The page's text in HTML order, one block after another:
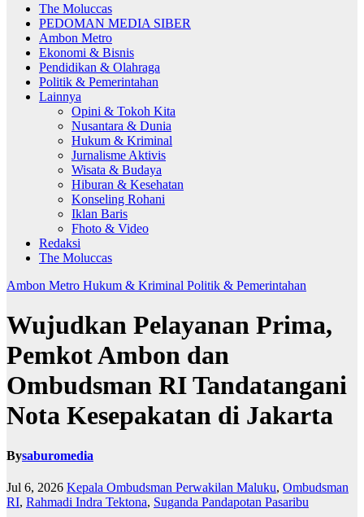
The Moluccas
PEDOMAN MEDIA SIBER
Ambon Metro
Ekonomi & Bisnis
Pendidikan & Olahraga
Politik & Pemerintahan
Lainnya
Opini & Tokoh Kita
Nusantara & Dunia
Hukum & Kriminal
Jurnalisme Aktivis
Wisata & Budaya
Hiburan & Kesehatan
Konseling Rohani
Iklan Baris
Fhoto & Video
Redaksi
The Moluccas
Ambon Metro Hukum & Kriminal Politik & Pemerintahan
Wujudkan Pelayanan Prima,
Pemkot Ambon dan
Ombudsman RI Tandatangani
Nota Kesepakatan di Jakarta
Bysaburomedia
Jul 6, 2026 Kepala Ombudsman Perwakilan Maluku, Ombudsman
RI, Rahmadi Indra Tektona, Suganda Pandapotan Pasaribu